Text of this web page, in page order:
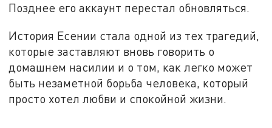
Позднее его аккаунт перестал обновляться.
История Есении стала одной из тех трагедий,
которые заставляют вновь говорить о
домашнем насилии и о том, как легко может
быть незаметной борьба человека, который
просто хотел любви и спокойной жизни.